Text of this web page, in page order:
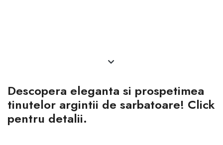
petrecere. Confectionate din materiale fine precum
senzuale. Unele rochii argintii au aplicatii de pietre,
cristale sau paiete facandu-le irezistibile si
fascinante.Chiar si in randul rochiilor de mireasa din
ultimele colectii au inceput sa se foloseasca firele
Descopera eleganta si prospetimea
tinutelor argintii de sarbatoare! Click
pentru detalii.